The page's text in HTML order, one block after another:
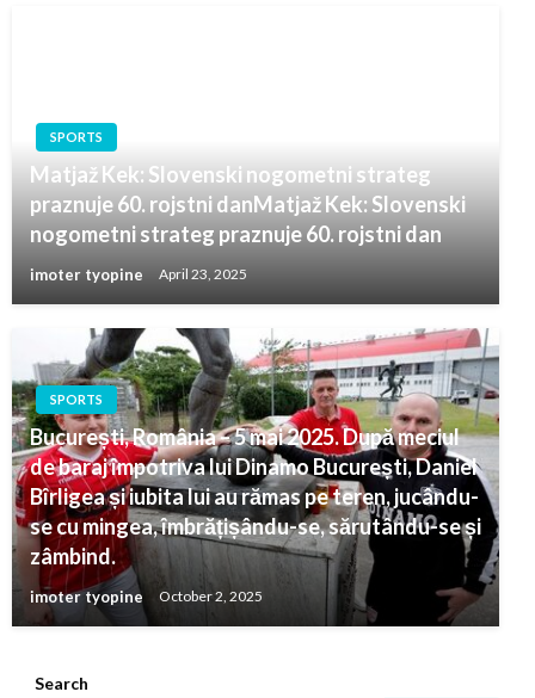
SPORTS
Matjaž Kek: Slovenski nogometni strateg
praznuje 60. rojstni danMatjaž Kek: Slovenski
nogometni strateg praznuje 60. rojstni dan
imoter tyopine April 23, 2025
SPORTS
București, România – 5 mai 2025. După meciul
de baraj împotriva lui Dinamo București, Daniel
Bîrligea și iubita lui au rămas pe teren, jucându-
se cu mingea, îmbrățișându-se, sărutându-se și
zâmbind.
imoter tyopine October 2, 2025
Search